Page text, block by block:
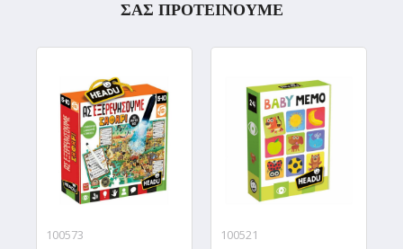
ΣΑΣ ΠΡΟΤΕΙΝΟΥΜΕ
100573
100521